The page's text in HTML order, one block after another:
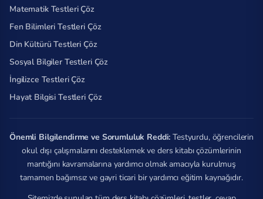
Matematik Testleri Çöz
Fen Bilimleri Testleri Çöz
Din Kültürü Testleri Çöz
Sosyal Bilgiler Testleri Çöz
İngilizce Testleri Çöz
Hayat Bilgisi Testleri Çöz
Önemli Bilgilendirme ve Sorumluluk Reddi: Testyurdu, öğrencilerin
okul dışı çalışmalarını desteklemek ve ders kitabı çözümlerinin
mantığını kavramalarına yardımcı olmak amacıyla kurulmuş
tamamen bağımsız ve gayri ticari bir yardımcı eğitim kaynağıdır.